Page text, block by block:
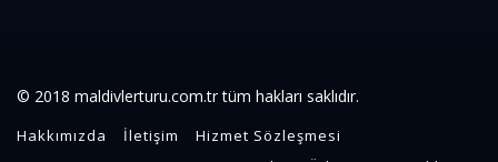
© 2018 maldivlerturu.com.tr tüm hakları saklıdır.
Hakkımızda İletişim
Hizmet Sözleşmesi